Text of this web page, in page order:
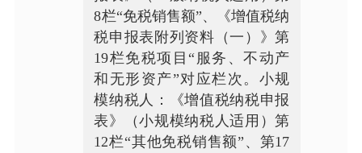
8栏“免税销售额”、《增值税纳
税申报表附列资料（一）》第
19栏免税项目“服务、不动产
和无形资产”对应栏次。小规
模纳税人：《增值税纳税申报
表》（小规模纳税人适用）第
12栏“其他免税销售额”、第17